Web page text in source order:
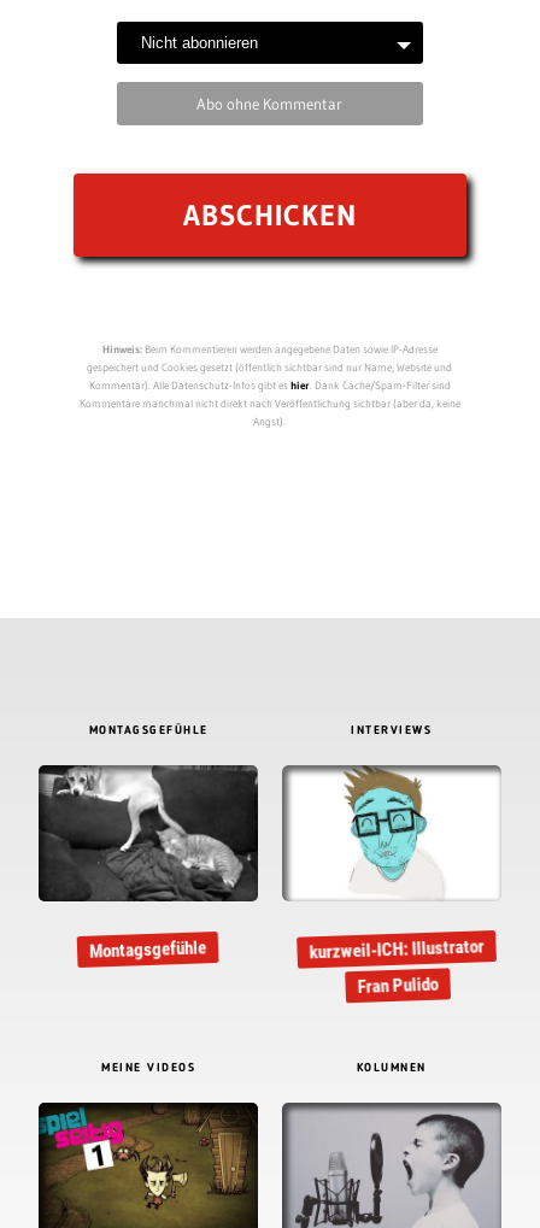
Abo ohne Kommentar
Hinweis:Beim Kommentieren werden angegebene Daten sowie IP-Adresse
gespeichert und Cookies gesetzt (öffentlich sichtbar sind nur Name, Website und
Kommentar). Alle Datenschutz-Infos gibt eshier. Dank Cache/Spam-Filter sind
Kommentare manchmal nicht direkt nach Veröffentlichung sichtbar (aber da, keine
Angst).
MONTAGSGEFÜHLE
Montagsgefühle
INTERVIEWS
kurzweil-ICH: Illustrator
Fran Pulido
MEINE VIDEOS KOLUMNEN